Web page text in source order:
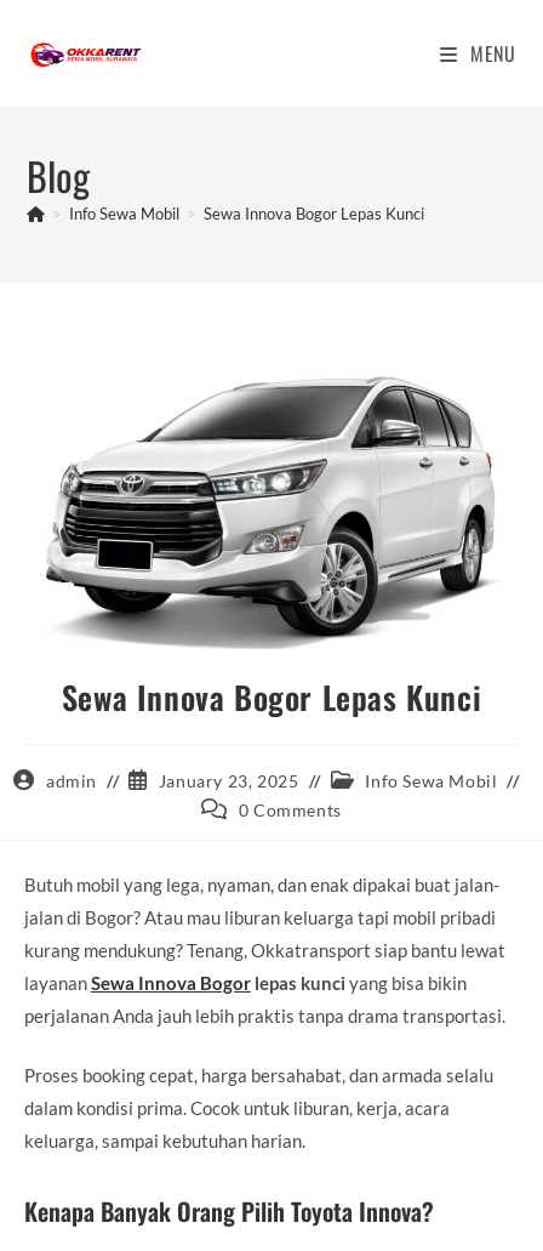
content
MENU
Blog
> Info Sewa Mobil > Sewa Innova Bogor Lepas Kunci
Sewa Innova Bogor Lepas Kunci
Postadmin
Post
published:
January 23, 2025
Post
category:
Info Sewa Mobil
Post 0 Comments
Butuh mobil yang lega, nyaman, dan enak dipakai buat jalan-
jalan di Bogor? Atau mau liburan keluarga tapi mobil pribadi
kurang mendukung? Tenang, Okkatransport siap bantu lewat
layananSewa Innova Bogor lepas kunci yang bisa bikin
perjalanan Anda jauh lebih praktis tanpa drama transportasi.
Proses booking cepat, harga bersahabat, dan armada selalu
dalam kondisi prima. Cocok untuk liburan, kerja, acara
keluarga, sampai kebutuhan harian.
Kenapa Banyak Orang Pilih Toyota Innova?